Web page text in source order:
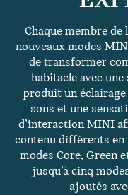
Chaque membre
nouveaux modes
de transformer
habitacle avec une
produit un éclairage
sons et une
d’interaction MINI
contenu différents en
modes Core, Green
jusqu’à cinq
ajoutés